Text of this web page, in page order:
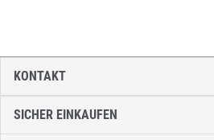
SICHER EINKAUFEN
KONTAKT